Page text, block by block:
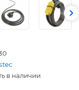
в наличии